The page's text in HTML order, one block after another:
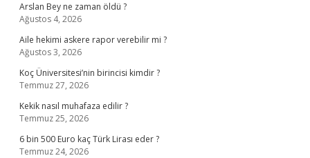
Arslan Bey ne zaman öldü ?
Ağustos 4, 2026
Aile hekimi askere rapor verebilir mi ?
Ağustos 3, 2026
Koç Üniversitesi’nin birincisi kimdir ?
Temmuz 27, 2026
Kekik nasıl muhafaza edilir ?
Temmuz 25, 2026
6 bin 500 Euro kaç Türk Lirası eder ?
Temmuz 24, 2026